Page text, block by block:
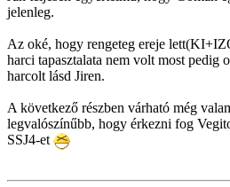
jelenleg.
Az oké, hogy rengeteg ereje
harci tapasztalata nem volt most pedig
harcolt lásd Jiren.
A következő részben várható még
legvalószínűbb, hogy érkezni fog
SSJ4-et